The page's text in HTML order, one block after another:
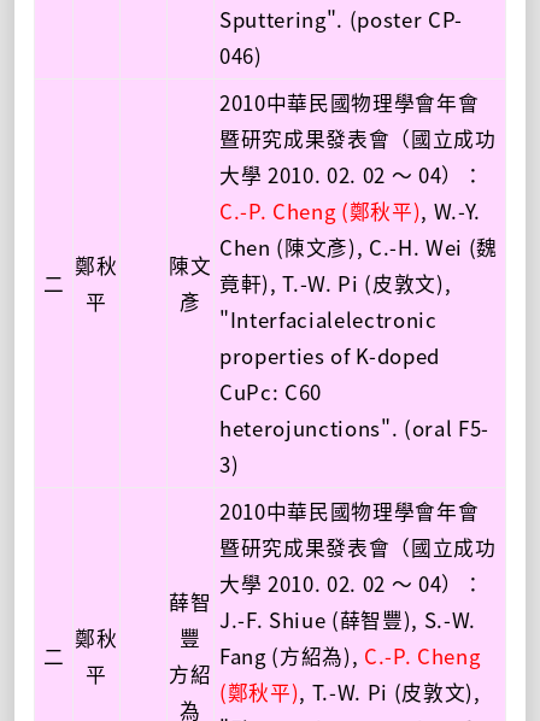
Sputtering". (poster CP-
046)
二
鄭秋
平
陳文
彥
2010中華民國物理學會年會
暨研究成果發表會（國立成功
大學 2010. 02. 02 ～ 04）：
C.-P. Cheng (鄭秋平), W.-Y.
Chen (陳文彥), C.-H. Wei (魏
竟軒), T.-W. Pi (皮敦文),
"Interfacialelectronic
properties of K-doped
CuPc: C60
heterojunctions". (oral F5-
3)
二
鄭秋
平
薛智
豐
方紹
為
2010中華民國物理學會年會
暨研究成果發表會（國立成功
大學 2010. 02. 02 ～ 04）：
J.-F. Shiue (薛智豐), S.-W.
Fang (方紹為), C.-P. Cheng
(鄭秋平), T.-W. Pi (皮敦文),